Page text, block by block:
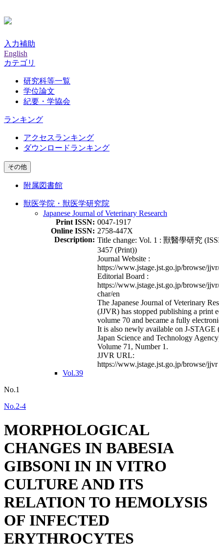
入力補助
English
カテゴリ
研究科等一覧
学位論文
紀要・学協会
ランキング
アクセスランキング
ダウンロードランキング
その他
附属図書館
獣医学院・獣医学研究院
Japanese Journal of Veterinary Research
Print ISSN: 0047-1917
Online ISSN: 2758-447X
Description: Title change: Vol. 1 : 獸醫學研究
3457 (Print))
Journal Website :
https://www.jstage.jst.go.jp/browse/
Editorial Board :
https://www.jstage.jst.go.jp/browse/
char/en
The Japanese Journal of Veterinary
(JJVR) has stopped publishing a print
volume 70 and became a fully
It is also newly available on J-STAGE
Japan Science and Technology
Volume 71, Number 1.
JJVR URL:
https://www.jstage.jst.go.jp/browse/jjvr
Vol.39
No.1
No.2-4
MORPHOLOGICAL
CHANGES IN BABESIA
GIBSONI IN IN VITRO
CULTURE AND ITS
RELATION TO HEMOLYSIS
OF INFECTED
ERYTHROCYTES